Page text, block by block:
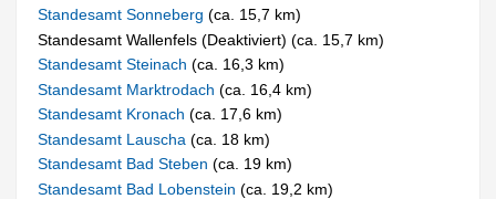
Standesamt Sonneberg(ca. 15,7 km)
Standesamt Wallenfels (Deaktiviert) (ca. 15,7 km)
Standesamt Steinach(ca. 16,3 km)
Standesamt Marktrodach(ca. 16,4 km)
Standesamt Kronach(ca. 17,6 km)
Standesamt Lauscha(ca. 18 km)
Standesamt Bad Steben(ca. 19 km)
Standesamt Bad Lobenstein(ca. 19,2 km)